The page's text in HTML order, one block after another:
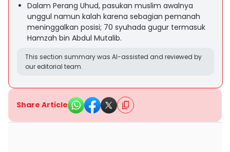
Dalam Perang Uhud, pasukan muslim awalnya
unggul namun kalah karena sebagian pemanah
meninggalkan posisi; 70 syuhada gugur termasuk
Hamzah bin Abdul Mutalib.
This section summary was AI-assisted and reviewed by
our editorial team.
Share Article